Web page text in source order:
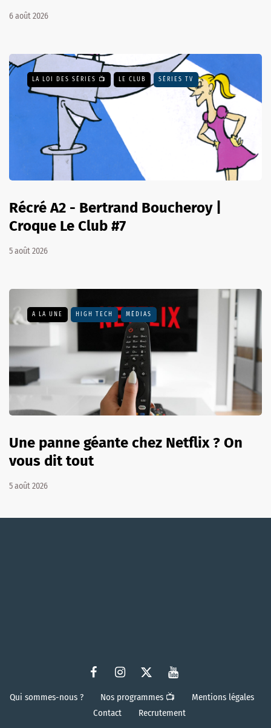
6 août 2026
LA LOI DES SÉRIES 📺 LE CLUB SÉRIES TV
Récré A2 - Bertrand Boucheroy |
Croque Le Club #7
5 août 2026
A LA UNE HIGH TECH MÉDIAS
Une panne géante chez Netflix ? On
vous dit tout
5 août 2026
Qui sommes-nous ? Nos programmes 📺
Mentions légales
Contact
Recrutement